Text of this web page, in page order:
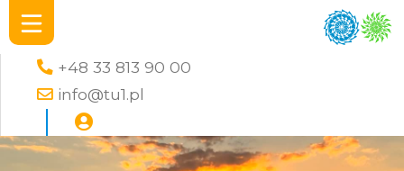
+48 33 813 90 00
info@tu1.pl